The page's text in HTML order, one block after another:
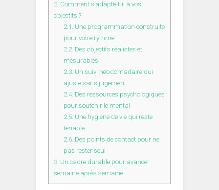
2. Comment s’adapte-t-il à vos
objectifs ?
2.1. Une programmation construite
pour votre rythme
2.2. Des objectifs réalistes et
mesurables
2.3. Un suivi hebdomadaire qui
ajuste sans jugement
2.4. Des ressources psychologiques
pour soutenir le mental
2.5. Une hygiène de vie qui reste
tenable
2.6. Des points de contact pour ne
pas rester seul
3. Un cadre durable pour avancer
semaine après semaine